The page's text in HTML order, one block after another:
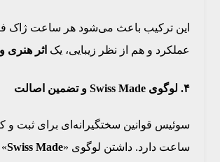
این ترکیب باعث می‌شود هر ساعت ژاک
عملکرد و هم از نظر زیبایی، یک اثر هنری
۴. لوگوی Swiss Made و تضمین اصالت
سوئیس قوانین سختگیرانه‌ای برای ثبت و
ساعت دارد. داشتن لوگوی «Swiss Made